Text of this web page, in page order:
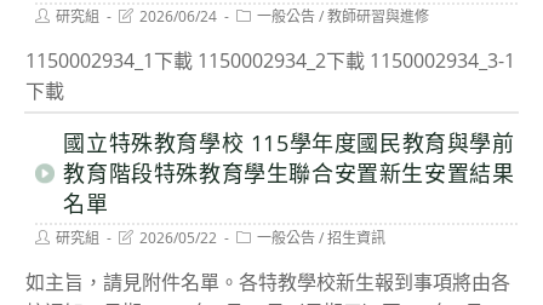
Post研究組
Post
modified:
2026/06/24
Post一般公告/教師研習與進修
1150002934_1下載 1150002934_2下載 1150002934_3-1
下載
國立特殊教育學校 115學年度國民教育與學前
教育階段特殊教育學生聯合安置新生安置結果
名單
Post研究組
Post
modified:
2026/05/22
Post一般公告/招生資訊
如主旨，請見附件名單。各特教學校新生報到事項將由各